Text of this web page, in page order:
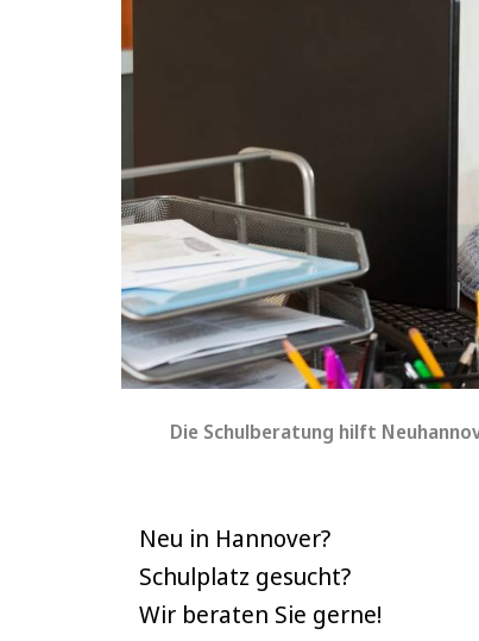
Die Schulberatung hilft
Neu in Hannover?
Schulplatz gesucht?
Wir beraten Sie gerne!